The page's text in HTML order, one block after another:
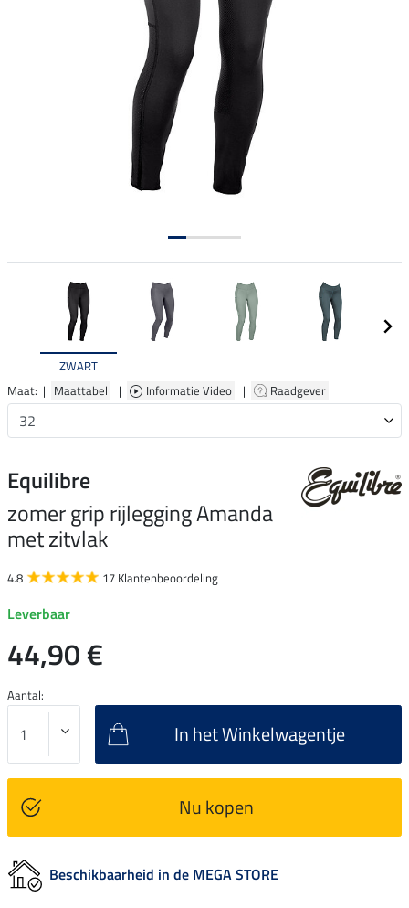
ZWART
Maat: | Maattabel | Informatie Video | Raadgever
Equilibre
zomer grip rijlegging Amanda
met zitvlak
4.8 17 Klantenbeoordeling
Leverbaar
44,90 €
Aantal:
In het Winkelwagentje
Nu kopen
Beschikbaarheid in de MEGA STORE